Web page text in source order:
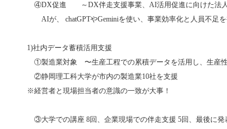
④DX促進 ～DX伴走支援事業、AI活用促進に向けた法
AIが、 chatGPTやGeminiを使い、事業効率化と人員不足を
1)社内データ蓄積活用支援
①製造業対象 〜生産工程での累積データを活用し、生産
②静岡理工科大学が市内の製造業10社を支援
※経営者と現場担当者の意識の一致が大事！
③大学での講座 8回、企業現場での伴走支援 5回、最後に発